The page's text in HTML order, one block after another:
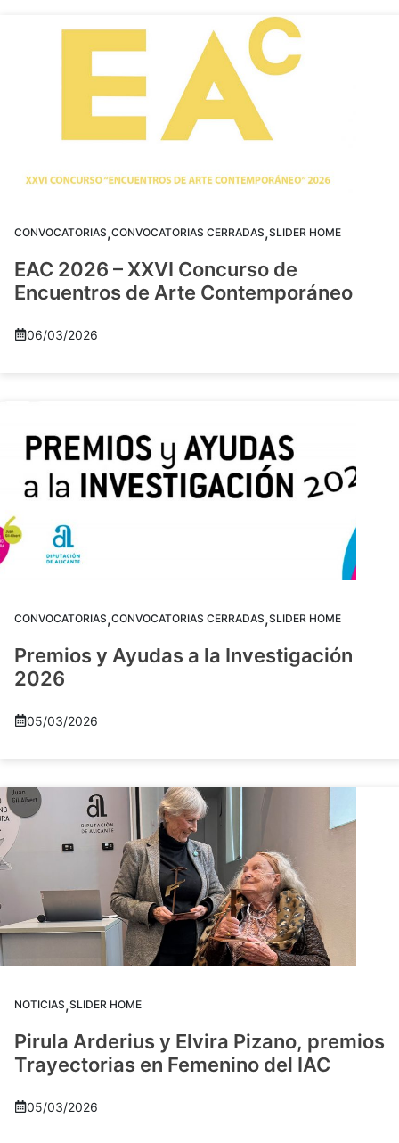
CONVOCATORIAS,CONVOCATORIAS CERRADAS,SLIDER HOME
EAC 2026 – XXVI Concurso de
Encuentros de Arte Contemporáneo
06/03/2026
CONVOCATORIAS,CONVOCATORIAS CERRADAS,SLIDER HOME
Premios y Ayudas a la Investigación
2026
05/03/2026
NOTICIAS,SLIDER HOME
Pirula Arderius y Elvira Pizano, premios
Trayectorias en Femenino del IAC
05/03/2026